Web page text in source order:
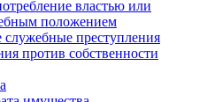
властью или
положением
преступления
против собственности